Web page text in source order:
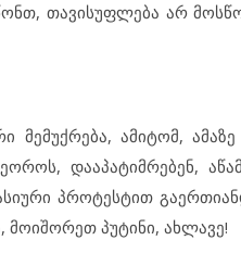
თავისუფლება არ
ამიტომ, ამაზე
დააპატიმრებენ,
პროტესტით
მოიშორეთ პუტინი, ახლავე!